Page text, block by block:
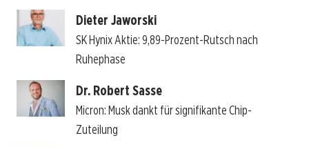
Dieter Jaworski
SK Hynix Aktie: 9,89-Prozent-Rutsch nach
Ruhephase
Dr. Robert Sasse
Micron: Musk dankt für signifikante Chip-
Zuteilung